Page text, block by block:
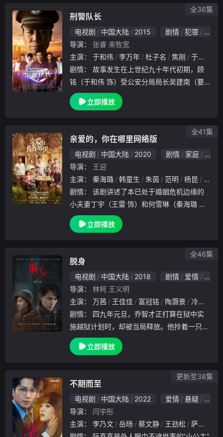
刑警队长
电视剧 中国大陆 2015 剧情 犯罪
国产
导演：
张睿 来牧宽
主演：
于和伟 李万年 杜子名 焦刚 于笑
剧情：
铭（于和伟 饰）受公安分局局长吴建南（要
武 饰）的破格提拔，成为了刑警队长，新官
上任三把火，顾铭喊出了“命案必破，不破不
立即播放
全36集
亲爱的，你在哪里网络版
电视剧 中国大陆 2020 剧情 家庭
国产
导演：
王迎
主演：
秦海璐 韩童生 朱茵 范明 杨昆
张铎
剧情：
小夫妻丁宇（王雷 饰）和何雪琳（秦海璐 饰
）在找寻孩子的过程中逐渐明白“家”和“爱”，
最终找回亲情与自我的温暖故事。
立即播放
全41集
脱身
电视剧 中国大陆 2018 剧情 爱情
国产
导演：
林柯 王义明
主演：
万茜 王佳佳 富冠铭 陶灏景 冷海铭
剧情：
施越狱计划时，却被当局释放。他拎着一只皮
箱，要去找当年陷害他的仇人算账，却没想到
在火车站，意外撞到从解放区回上海寻亲的黄
立即播放
全46集
不期而至
电视剧 中国大陆 2022 爱情 悬疑
国产
导演：
闫宇彤
主演：
李乃文 岳旸 蔡文静 王劲松 萨日娜
更新至38集